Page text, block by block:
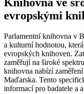
evropskými
Parlamentní knihovna v
a kulturní hodnotou,
evropských knihoven.
zaměřují na široké
knihovna nabízí
Maďarska. Tento
informací pro badatele a